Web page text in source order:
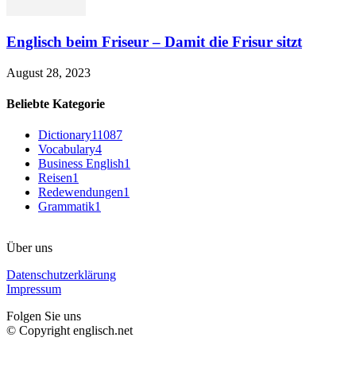
Englisch beim Friseur – Damit die Frisur sitzt
August 28, 2023
Beliebte Kategorie
Dictionary11087
Vocabulary4
Business English1
Reisen1
Redewendungen1
Grammatik1
Über uns
Datenschutzerklärung
Impressum
Folgen Sie uns
© Copyright englisch.net